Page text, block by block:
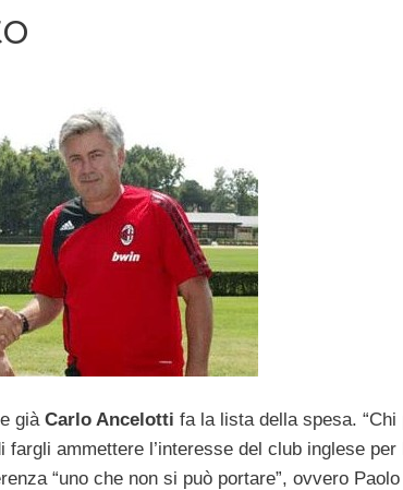
già Carlo Ancelotti fa la lista della spesa.
ammettere l’interesse del club inglese per
“uno che non si può portare”, ovvero